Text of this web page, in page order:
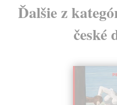
Ďalšie z
české